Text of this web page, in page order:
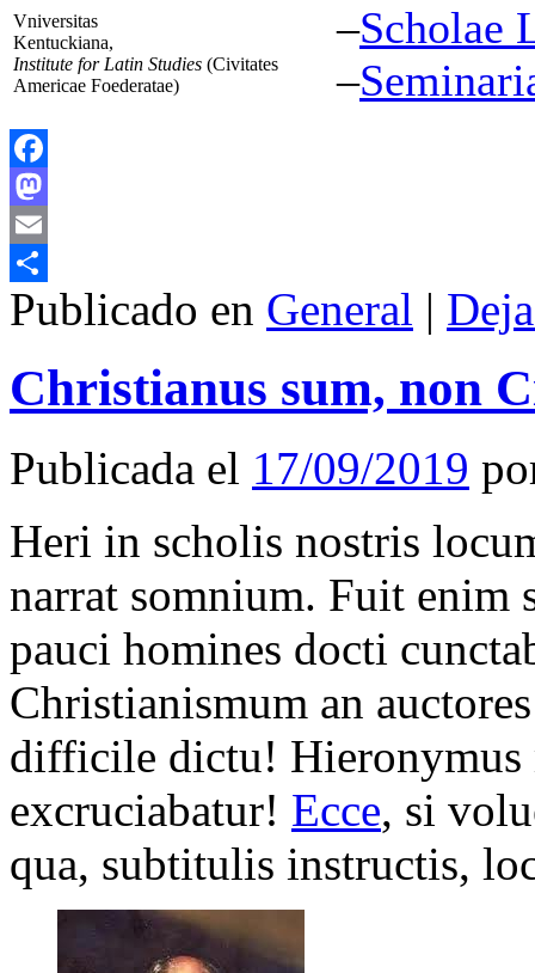
Vniversitas
Kentuckiana,
Institute for Latin Studies (Civitates
Americae Foederatae)
–Scholae
–
Facebook
Mastodon
Email
Compartir
Publicado en General |
Christianus sum, non
Publicada el 17/09/2019
Heri in scholis nostris
narrat somnium. Fuit enim
pauci homines docti
Christianismum an
difficile dictu!
excruciabatur! Ecce, si
qua, subtitulis instructis,